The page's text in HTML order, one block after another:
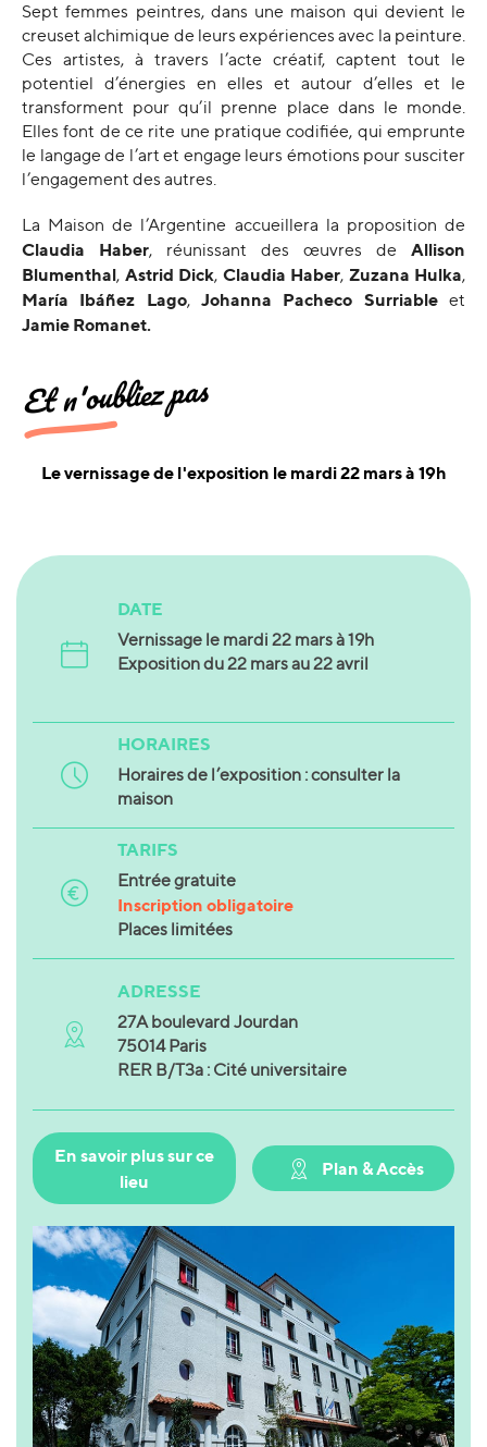
Sept femmes peintres, dans une maison qui devient le
creuset alchimique de leurs expériences avec la peinture.
Ces artistes, à travers l’acte créatif, captent tout le
potentiel d’énergies en elles et autour d’elles et le
transforment pour qu’il prenne place dans le monde.
Elles font de ce rite une pratique codifiée, qui emprunte
le langage de l’art et engage leurs émotions pour susciter
l’engagement des autres.
La Maison de l’Argentine accueillera la proposition de
Claudia Haber, réunissant des œuvres de Allison
Blumenthal, Astrid Dick, Claudia Haber, Zuzana Hulka,
María Ibáñez Lago,Johanna Pacheco Surriableet
Jamie Romanet.
Et n'oubliez pas
Le vernissage de l'exposition le mardi 22 mars à 19h
DATE
Vernissage le mardi 22 mars à 19h
Exposition du 22 mars au 22 avril
HORAIRES
Horaires de l’exposition : consulter la
maison
TARIFS
Entrée gratuite
Inscription obligatoire
Places limitées
ADRESSE
27A boulevard Jourdan
75014 Paris
RER B/T3a : Cité universitaire
En savoir plus sur ce
lieu
Plan & Accès